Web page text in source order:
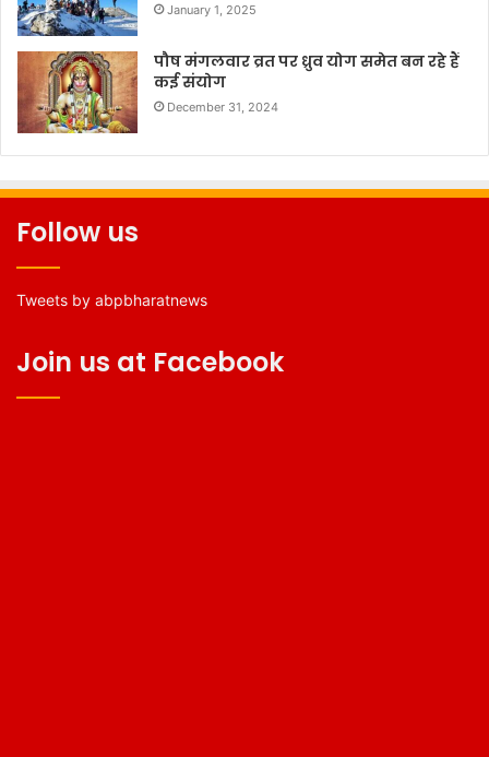
January 1, 2025
पौष मंगलवार व्रत पर ध्रुव योग समेत बन रहे हैं
कई संयोग
December 31, 2024
Follow us
Tweets by abpbharatnews
Join us at Facebook